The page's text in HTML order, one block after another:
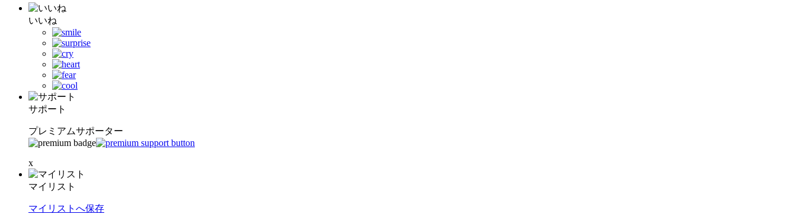
いいね
サポート
プレミアムサポーター
x
マイリスト
マイリストへ保存